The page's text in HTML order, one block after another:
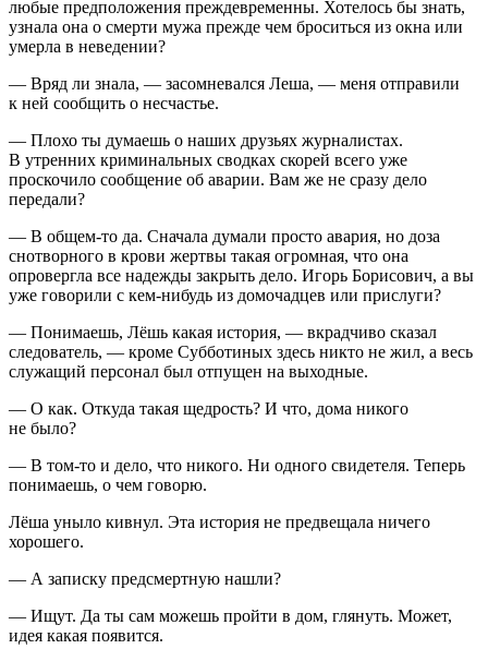
любые предположения преждевременны. Хотелось бы знать,
узнала она о смерти мужа прежде чем броситься из окна или
умерла в неведении?
— Вряд ли знала, — засомневался Леша, — меня отправили
к ней сообщить о несчастье.
— Плохо ты думаешь о наших друзьях журналистах.
В утренних криминальных сводках скорей всего уже
проскочило сообщение об аварии. Вам же не сразу дело
передали?
— В общем-то да. Сначала думали просто авария, но доза
снотворного в крови жертвы такая огромная, что она
опровергла все надежды закрыть дело. Игорь Борисович, а вы
уже говорили с кем-нибудь из домочадцев или прислуги?
— Понимаешь, Лёшь какая история, — вкрадчиво сказал
следователь, — кроме Субботиных здесь никто не жил, а весь
служащий персонал был отпущен на выходные.
— О как. Откуда такая щедрость? И что, дома никого
не было?
— В том-то и дело, что никого. Ни одного свидетеля. Теперь
понимаешь, о чем говорю.
Лёша уныло кивнул. Эта история не предвещала ничего
хорошего.
— А записку предсмертную нашли?
— Ищут. Да ты сам можешь пройти в дом, глянуть. Может,
идея какая появится.